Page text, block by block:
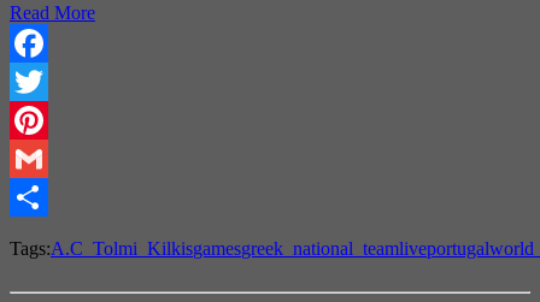
Read More
Facebook
Twitter
Pinterest
Gmail
Tags:A.C_Tolmi_Kilkisgamesgreek_national_teamliveportugal